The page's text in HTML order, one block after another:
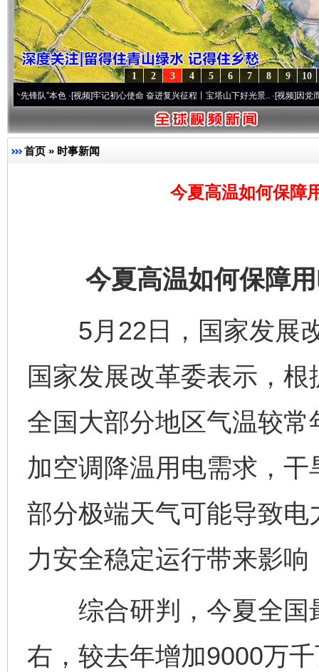
10
9
8
7
6
5
4
3
2
1
”本色·[视频]牢记初心使命 奋进复兴征程丨宝塔山下好光景..·[视频]因党而生 为党
首页 » 时事新闻
今夏高温如何保障
今夏高温如何保障用
5月22日，国家发展改
国家发展改革委表示，
全国大部分地区气温较
加空调降温用电需求，
部分极端天气可能导致
力安全稳定运行带来影
综合研判，今夏全国
右，较去年增加9000万